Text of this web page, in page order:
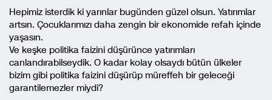
Hepimiz isterdik ki yarınlar bugünden güzel olsun. Yatırımlar
artsın. Çocuklarımızı daha zengin bir ekonomide refah içinde
yaşasın.
Ve keşke politika faizini düşürünce yatırımları
canlandırabilseydik. O kadar kolay olsaydı bütün ülkeler
bizim gibi politika faizini düşürüp müreffeh bir geleceği
garantilemezler miydi?